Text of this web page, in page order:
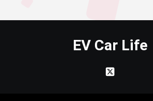
EV Car Life